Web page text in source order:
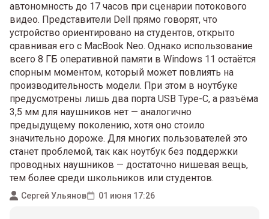
автономность до 17 часов при сценарии потокового
видео. Представители Dell прямо говорят, что
устройство ориентировано на студентов, открыто
сравнивая его с MacBook Neo. Однако использование
всего 8 ГБ оперативной памяти в Windows 11 остаётся
спорным моментом, который может повлиять на
производительность модели. При этом в ноутбуке
предусмотрены лишь два порта USB Type-C, а разъёма
3,5 мм для наушников нет — аналогично
предыдущему поколению, хотя оно стоило
значительно дороже. Для многих пользователей это
станет проблемой, так как ноутбук без поддержки
проводных наушников — достаточно нишевая вещь,
тем более среди школьников или студентов.
Сергей Ульянов 01 июня 17:26